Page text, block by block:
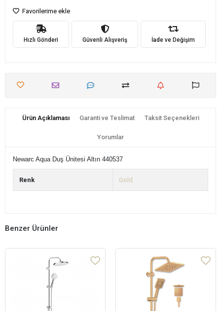
Favorilerime ekle
Hızlı Gönderi Güvenli Alışveriş İade ve Değişim
Ürün Açıklaması Garanti ve Teslimat Taksit Seçenekleri
Yorumlar
Newarc Aqua Duş Ünitesi Altın 440537
Renk Gold
Benzer Ürünler